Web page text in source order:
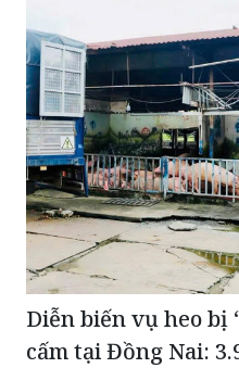
Diễn biến vụ heo bị
cấm tại Đồng Nai: